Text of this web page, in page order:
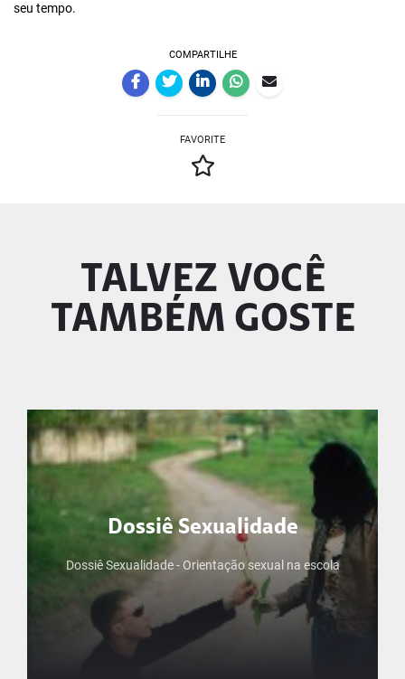
seu tempo.
COMPARTILHE
FAVORITE
TALVEZ VOCÊ
TAMBÉM GOSTE
Dossiê Sexualidade
Dossiê Sexualidade - Orientação sexual na escola